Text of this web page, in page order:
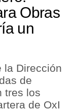
Obras
un
la Dirección
de
tres los
de OxI